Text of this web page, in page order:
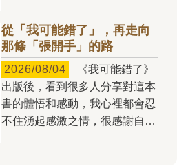
別，將錢用得精準有度，過著自
在富足的人生。 金錢能夠以
驚人的方式形塑人們的生命。如
果你不思考如何正確地用錢，錢
就會來用你，它會控制你，會把
你變成它的囚犯，毫不留情，且
有」的筆力，讓這個地方的某些
靈魂甦醒，讓某些發自於此地的
獨特次聲波能被感知。 如果
不是張貴興，我們看不到這樣的
台北，就如同如果沒有張貴興，
我們看不到那樣的婆羅洲。
建各自的「世界」：有時將牠們
分成草食性與肉食性兩大區域，
有時則依照生活環境，安排在海
洋或陸地棲息；甚至還會仿照電
影《侏羅紀公園》的情境，為某
些恐龍設置特別管制區。 孩
子在恐龍玩具的世界裡遊戲時，
從「我可能錯了」，再走向
那條「張開手」的路
2026/08/04
出版後，看到很多人分享對這本
書的體悟和感動，我心裡都會忍
不住湧起感激之情，很感謝自己